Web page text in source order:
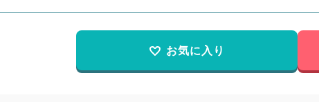
お気に入り